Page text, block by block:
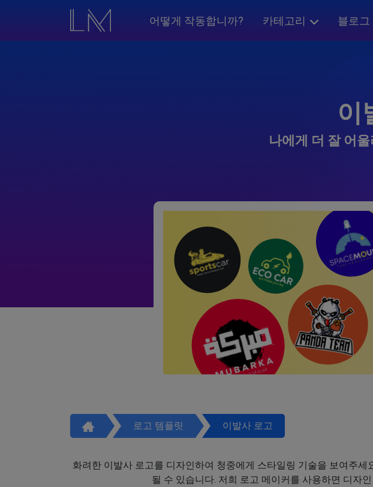
어떻게 작동합니까? 카테고리 블로그
이
나에게 더 잘 어
로고 템플릿 이발사 로고
화려한 이발사 로고를 디자인하여 청중에게 스타일링 기술을 보여주
될 수 있습니다. 저희 로고 메이커를 사용하면 디자